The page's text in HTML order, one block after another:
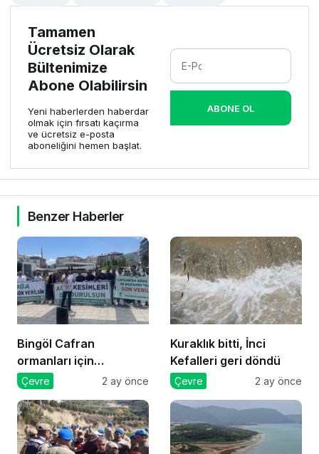
Tamamen
Ücretsiz Olarak
Bültenimize
Abone Olabilirsin
Yeni haberlerden haberdar
olmak için fırsatı kaçırma
ve ücretsiz e-posta
aboneliğini hemen başlat.
ABONE OL
Benzer Haberler
Bingöl Cafran
ormanları için
mücadele
Çevre 2 ay önce
Kuraklık bitti, İnci
Kefalleri geri döndü
Çevre 2 ay önce